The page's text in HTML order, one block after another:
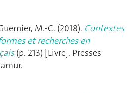
M.-C. (2018). Contextes
et recherches en
(p. 213) [Livre]. Presses